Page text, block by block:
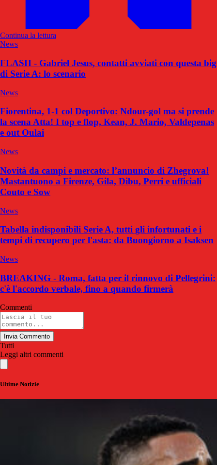
Continua la lettura
News
FLASH - Gabriel Jesus, contatti avviati con questa big
di Serie A: lo scenario
News
Fiorentina, 1-1 col Deportivo: Ndour-gol ma si prende
la scena Atta! I top e flop, Kean, J. Mario, Valdepenas
e out Oulai
News
Novità da campi e mercato: l’annuncio di Zhegrova!
Mastantuono a Firenze, Gila, Dibu, Perri e ufficiali
Couto e Sow
News
Tabella indisponibili Serie A, tutti gli infortunati e i
tempi di recupero per l'asta: da Buongiorno a Isaksen
News
BREAKING - Roma, fatta per il rinnovo di Pellegrini:
c'è l'accordo verbale, fino a quando firmerà
Commenti
Invia Commento
Tutti
Leggi altri commenti
Ultime Notizie